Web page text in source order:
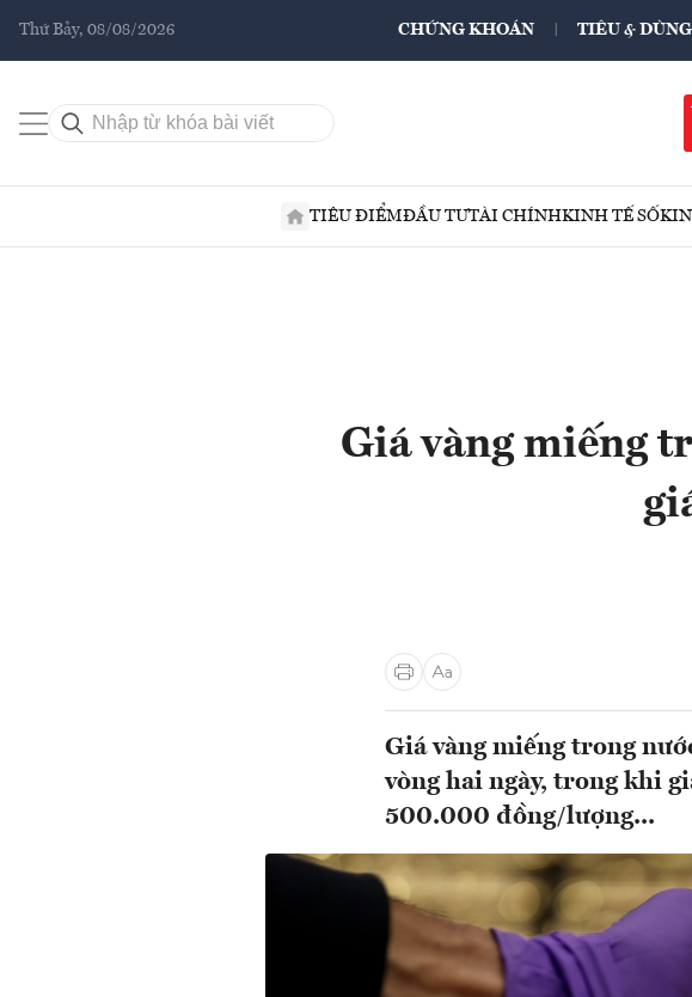
Thứ Bảy, 08/08/2026 CHỨNG KHOÁN TIÊU & DÙNG
TIÊU ĐIỂMĐẦU TƯTÀI CHÍNHKINH TẾ SỐ
Giá vàng miếng
Giá vàng miếng trong
vòng hai ngày, trong khi
500.000 đồng/lượng...